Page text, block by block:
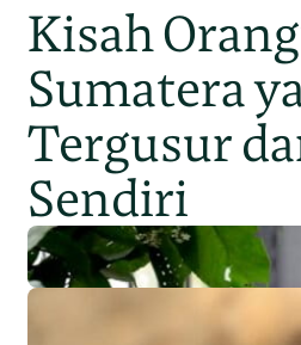
Kisah
Sumatera
Tergusur
Sendiri